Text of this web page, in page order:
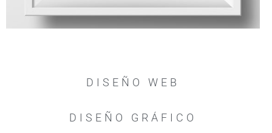
DISEÑO WEB
DISEÑO GRÁFICO